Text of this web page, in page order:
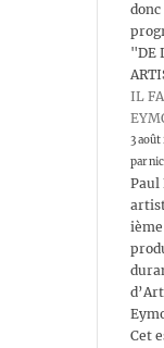
"DE
IL
3 août
par
Paul
Cet